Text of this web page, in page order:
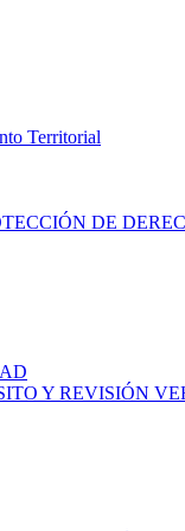
Territorial
DE
Y REVISIÓN